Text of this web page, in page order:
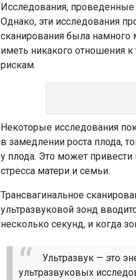
Исследования,
Однако, эти исследования
сканирования была намного
иметь никакого отношения
рискам.
Некоторые исследования
в замедлении роста плода,
у плода. Это может
стресса матери и семьи.
Трансвагинальное
ультразвуковой зонд
несколько секунд, и когда
Ультразвук — это
ультразвуковых